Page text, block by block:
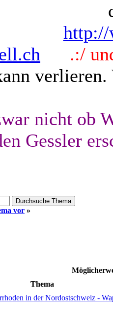
http://
.:/
nicht ob
Gessler
vor »
Thema
in der Nordostschweiz -